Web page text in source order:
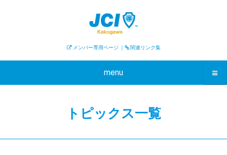
メンバー専用ページ ｜ 関連リンク集
menu
トピックス一覧